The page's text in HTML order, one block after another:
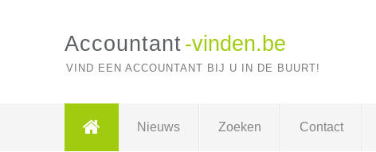
Accountant -vinden.be
VIND EEN ACCOUNTANT BIJ U IN DE BUURT!
Nieuws Zoeken Contact